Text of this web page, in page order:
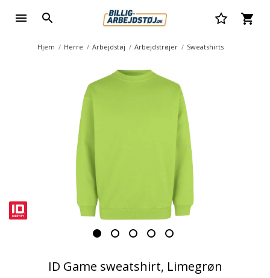
Hjem Herre Arbejdstøj Arbejdstrøjer Sweatshirts
ID Game sweatshirt, Limegrøn